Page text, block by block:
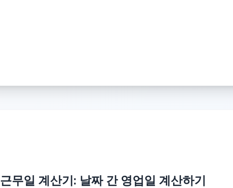
근무일 계산기: 날짜 간 영업일 계산하기